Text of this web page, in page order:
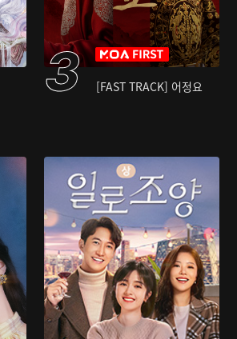
[FAST TRACK] 어정요